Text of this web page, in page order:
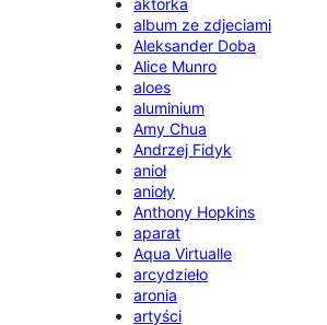
album ze zdjeciami
Aleksander Doba
Alice Munro
aloes
aluminium
Amy Chua
Andrzej Fidyk
anioł
anioły
Anthony Hopkins
aparat
Aqua Virtualle
arcydzieło
aronia
artyści